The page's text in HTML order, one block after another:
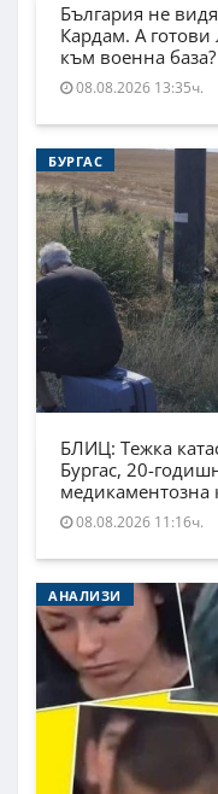
България не
Кардам. А
към военна база?
08.08.2026 13:35ч.
БУРГАС
БЛИЦ: Тежка
Бургас, 20-
медикаментозна
08.08.2026 11:16ч.
АНАЛИЗИ